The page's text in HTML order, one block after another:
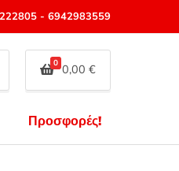
- 6942983559
0 0,00 €
Προσφορές!